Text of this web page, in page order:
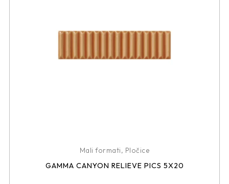
Mali formati, Pločice
GAMMA CANYON RELIEVE PICS 5X20